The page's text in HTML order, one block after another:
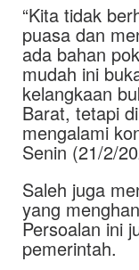
“Kita tidak
puasa dan
ada bahan
mudah ini
kelangkaan
Barat, tetapi
mengalami
Senin (21/2/
Saleh juga
yang
Persoalan ini
pemerintah.